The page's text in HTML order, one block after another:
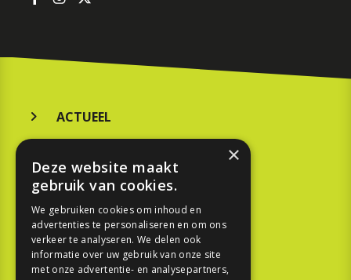
ACTUEEL
KOOPGIDS
TESTEN
SPORT
×
Deze website maakt
gebruik van cookies.
We gebruiken cookies om inhoud en
advertenties te personaliseren en om ons
verkeer te analyseren. We delen ook
informatie over uw gebruik van onze site
met onze advertentie- en analysepartners,